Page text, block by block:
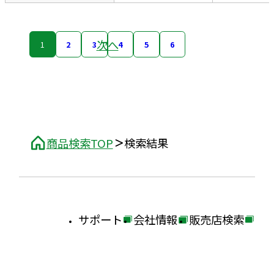
商品検索TOP 検索結果
1 2 3 4 5 6
次へ
外
サポート
外
会社情報
外
販売店検索